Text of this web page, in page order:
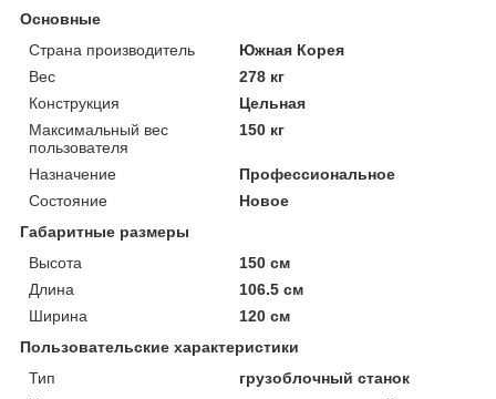
Основные
Страна производитель
Южная Корея
Вес
278 кг
Конструкция
Цельная
Максимальный вес
пользователя
150 кг
Назначение
Профессиональное
Состояние
Новое
Габаритные размеры
Высота
150 см
Длина
106.5 см
Ширина
120 см
Пользовательские характеристики
Тип
грузоблочный станок